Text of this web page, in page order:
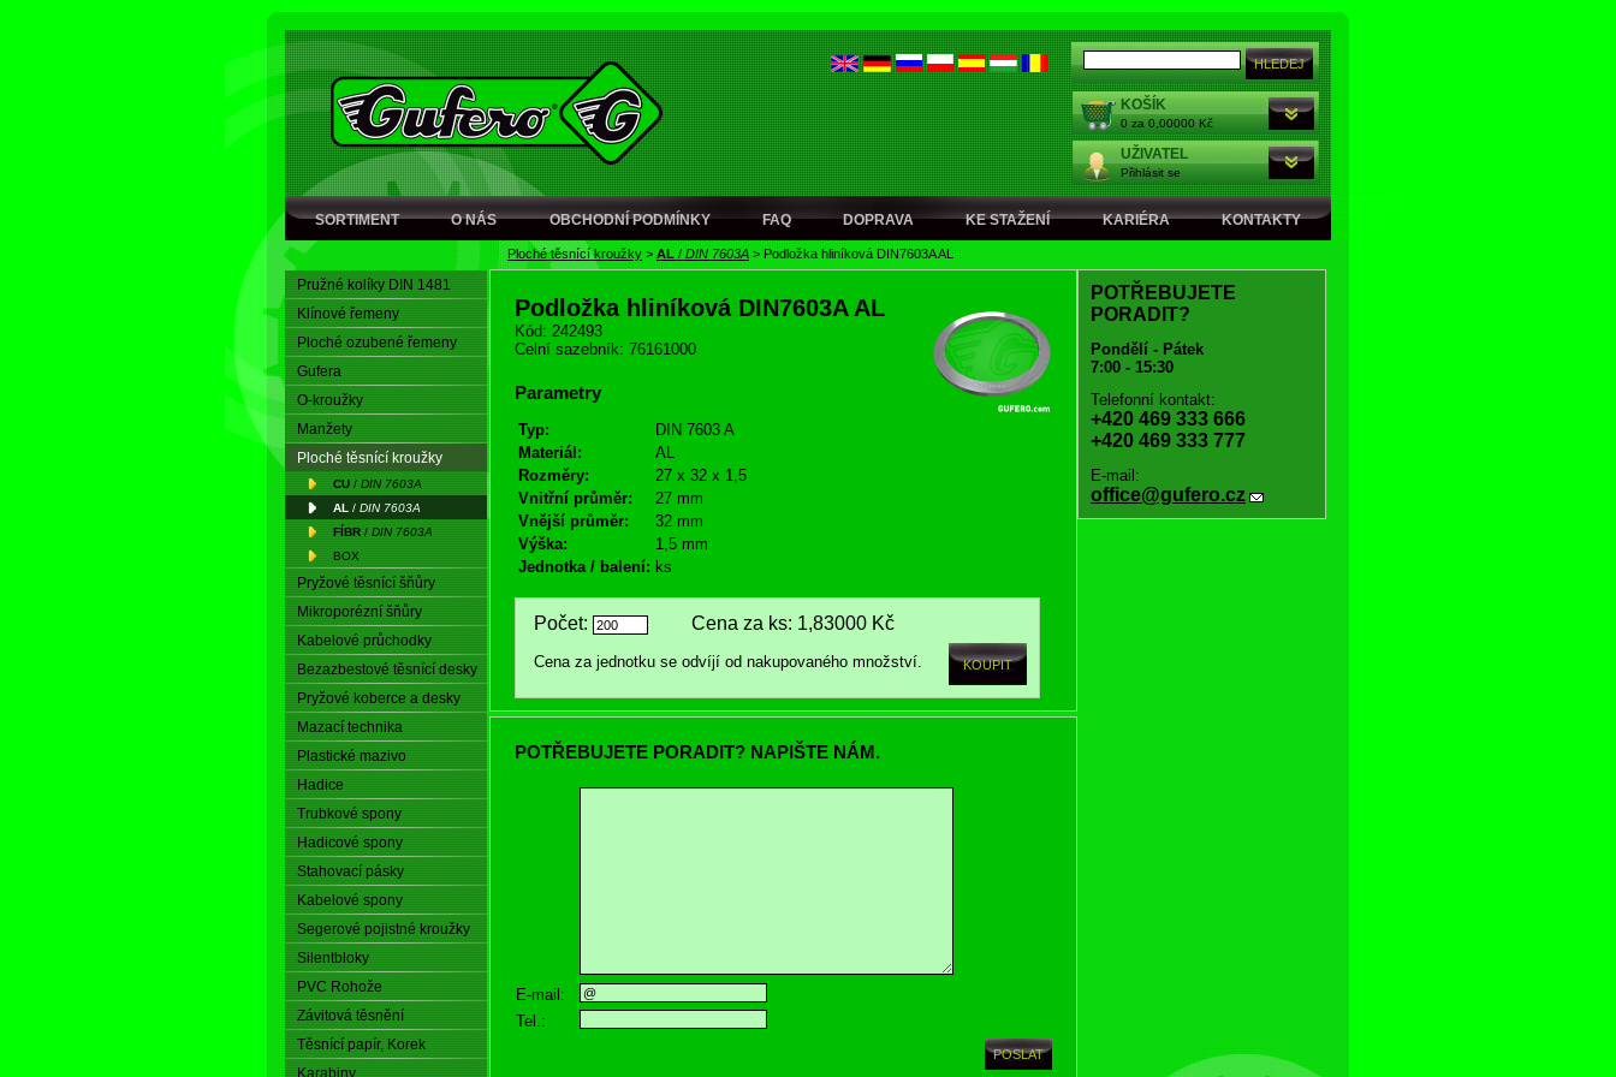
KOŠÍK
0 za 0,00000 Kč
UŽIVATEL
Přihlásit se
SORTIMENT O NÁS OBCHODNÍ PODMÍNKY FAQ DOPRAVA KE STAŽENÍ KARIÉRA KONTAKTY
Ploché těsnící kroužky > AL / DIN 7603A > Podložka hliníková DIN7603A AL
Pružné kolíky DIN 1481
Klínové řemeny
Ploché ozubené řemeny
Gufera
O-kroužky
Manžety
Ploché těsnící kroužky
CU / DIN 7603A
AL / DIN 7603A
FÍBR / DIN 7603A
BOX
Pryžové těsnící šňůry
Mikroporézní šňůry
Kabelové průchodky
Bezazbestové těsnící desky
Pryžové koberce a desky
Mazací technika
Plastické mazivo
Hadice
Trubkové spony
Hadicové spony
Stahovací pásky
Kabelové spony
Segerové pojistné kroužky
Silentbloky
PVC Rohože
Závitová těsnění
Těsnící papír, Korek
Karabiny
Podložka hliníková DIN7603A AL
Kód: 242493
Celní sazebník: 76161000
Parametry
Typ:
DIN 7603 A
Materiál:
AL
Rozměry:
27 x 32 x 1,5
Vnitřní průměr:
27 mm
Vnější průměr:
32 mm
Výška:
1,5 mm
Jednotka / balení: ks
Počet: Cena za ks: 1,83000 Kč
Cena za jednotku se odvíjí od nakupovaného množství.
POTŘEBUJETE PORADIT? NAPIŠTE NÁM.
E-mail:
Tel.:
POTŘEBUJETE
PORADIT?
Pondělí - Pátek
7:00 - 15:30
Telefonní kontakt:
+420 469 333 666
+420 469 333 777
E-mail:
office@gufero.cz